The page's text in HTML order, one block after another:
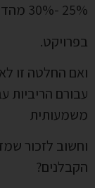
25% -30% מהדירות
בפרויקט.
ואם החלטה זו
עבורם הריביות
משמעותית
וחשוב לזכור
הקבלנים?